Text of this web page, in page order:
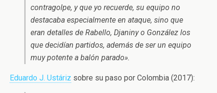
contragolpe, y que yo recuerde, su equipo no
destacaba especialmente en ataque, sino que
eran detalles de Rabello, Djaniny o González los
que decidían partidos, además de ser un equipo
muy potente a balón parado».
Eduardo J. Ustáriz sobre su paso por Colombia (2017):